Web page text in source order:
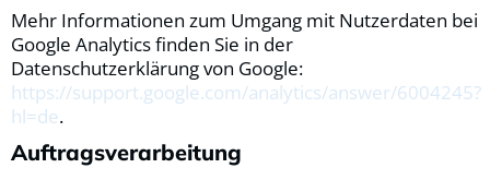
Mehr Informationen zum Umgang mit Nutzerdaten bei
Google Analytics finden Sie in der
Datenschutzerklärung von Google:
https://support.google.com/analytics/answer/6004245?
hl=de.
Auftragsverarbeitung